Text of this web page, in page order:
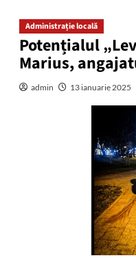
Administrație locală
Potențialul
Marius,
admin 13 ianuarie 2025